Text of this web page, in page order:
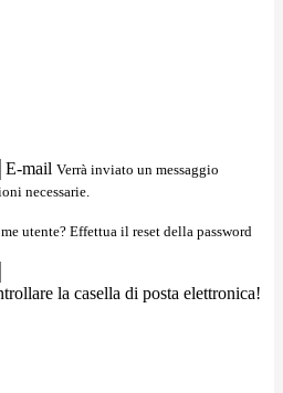
E-mail Verrà inviato un messaggio
necessarie.
utente? Effettua il reset della password
la casella di posta elettronica!